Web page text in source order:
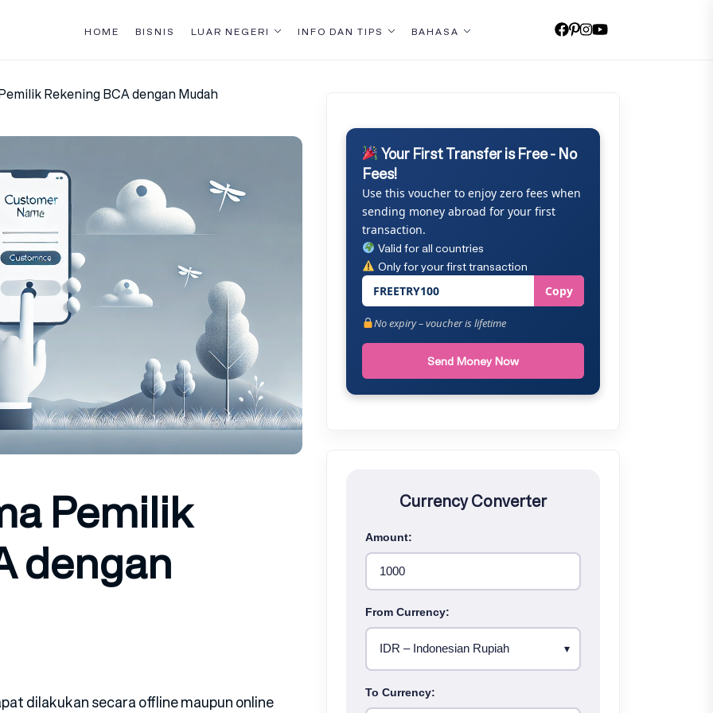
HOME BISNIS LUAR NEGERI INFO DAN TIPS BAHASA
Rekening BCA dengan Mudah
Pemilik
dengan
dilakukan secara offline maupun online
Your First Transfer is Free - No
Fees!
Use this voucher to enjoy zero fees when
sending money abroad for your first
transaction.
Valid for all countries
Only for your first transaction
FREETRY100 Copy
No expiry – voucher is lifetime
Send Money Now
Currency Converter
Amount:
From Currency:
To Currency: